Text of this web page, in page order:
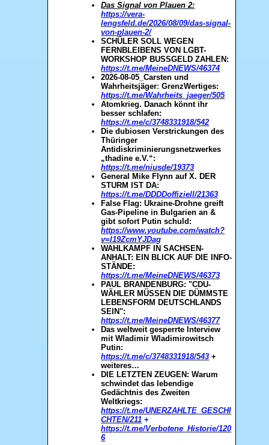
Das Signal von Plauen 2:
https://vera-
lengsfeld.de/2026/08/09/das-signal-
von-plauen-2/
SCHÜLER SOLL WEGEN
FERNBLEIBENS VON LGBT-
WORKSHOP BUSSGELD ZAHLEN:
https://t.me/MeineDNEWS/46374
2026-08-05_Carsten und
Wahrheitsjägerː GrenzWertiges:
https://t.me/Wahrheits_jaeger/505
Atomkrieg. Danach könnt ihr
besser schlafen:
https://t.me/c/3748331918/542
Die dubiosen Verstrickungen des
Thüringer
Antidiskriminierungsnetzwerkes
„thadine e.V.“:
https://t.me/niusde/19373
General Mike Flynn auf X. DER
STURM IST DA:
https://t.me/DDDDoffiziell/21363
False Flag: Ukraine-Drohne greift
Gas-Pipeline in Bulgarien an &
gibt sofort Putin schuld:
https://www.youtube.com/watch?
v=l19ZcmYJDag
WAHLKAMPF IN SACHSEN-
ANHALT: EIN BLICK AUF DIE INFO-
STÄNDE:
https://t.me/MeineDNEWS/46373
PAUL BRANDENBURG: "CDU-
WÄHLER MÜSSEN DIE DÜMMSTE
LEBENSFORM DEUTSCHLANDS
SEIN":
https://t.me/MeineDNEWS/46377
Das weltweit gesperrte Interview
mit Wladimir Wladimirowitsch
Putin:
https://t.me/c/3748331918/543 +
weiteres…
DIE LETZTEN ZEUGEN: Warum
schwindet das lebendige
Gedächtnis des Zweiten
Weltkriegs:
https://t.me/UNERZAHLTE_GESCHI
CHTEN/211 +
https://t.me/Verbotene_Historie/120
6